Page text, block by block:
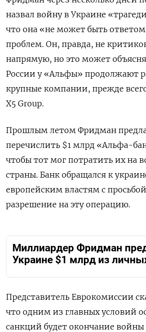
назвал войну в Украине
что она «не может быть
проблем. Он, правда, не
напрямую, но это может
России у «Альфы» продолжают
крупные компании, прежде
X5 Group.
Прошлым летом Фридман
перечислить $1 млрд «Альфа-
чтобы тот мог потратить их на
страны. Банк обращался к
европейским властям с
разрешение на эту операцию.
Миллиардер Фридман
Украине $1 млрд из
Представитель Еврокомиссии
что одним из главных условий
санкций будет окончание войны